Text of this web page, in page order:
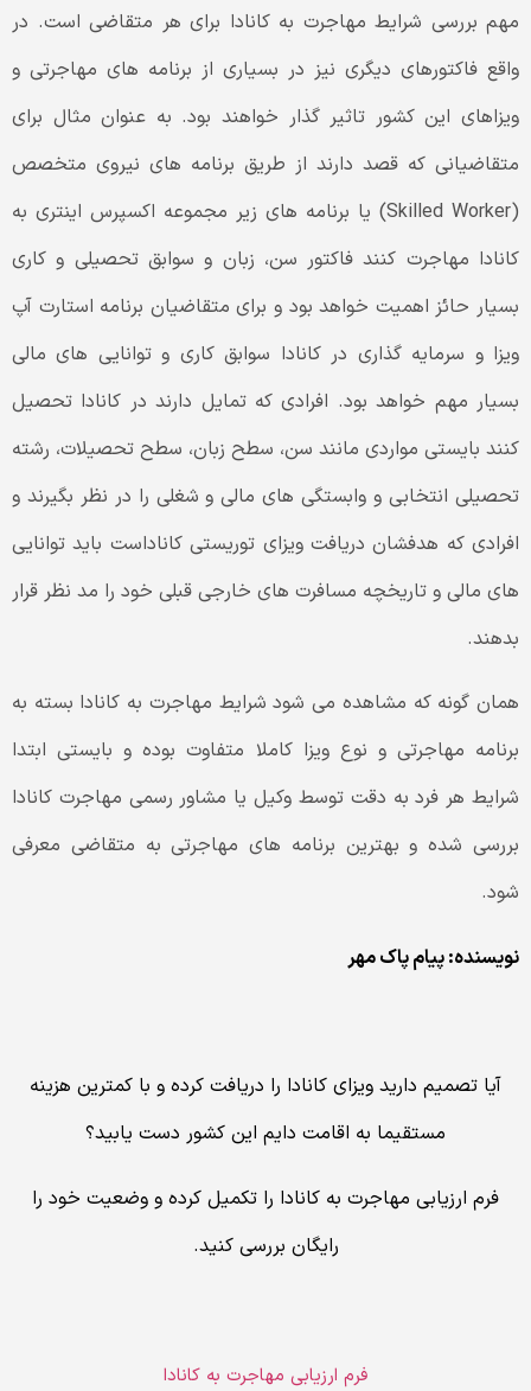
مهم بررسی شرایط مهاجرت به کانادا برای هر متقاضی است. در
واقع فاکتورهای دیگری نیز در بسیاری از برنامه های مهاجرتی و
ویزاهای این کشور تاثیر گذار خواهند بود. به عنوان مثال برای
متقاضیانی که قصد دارند از طریق برنامه های نیروی متخصص
(Skilled Worker) یا برنامه های زیر مجموعه اکسپرس اینتری به
کانادا مهاجرت کنند فاکتور سن، زبان و سوابق تحصیلی و کاری
بسیار حائز اهمیت خواهد بود و برای متقاضیان برنامه استارت آپ
ویزا و سرمایه گذاری در کانادا سوابق کاری و توانایی های مالی
بسیار مهم خواهد بود. افرادی که تمایل دارند در کانادا تحصیل
کنند بایستی مواردی مانند سن، سطح زبان، سطح تحصیلات، رشته
تحصیلی انتخابی و وابستگی های مالی و شغلی را در نظر بگیرند و
افرادی که هدفشان دریافت ویزای توریستی کاناداست باید توانایی
های مالی و تاریخچه مسافرت های خارجی قبلی خود را مد نظر قرار
بدهند.
همان گونه که مشاهده می شود شرایط مهاجرت به کانادا بسته به
برنامه مهاجرتی و نوع ویزا کاملا متفاوت بوده و بایستی ابتدا
شرایط هر فرد به دقت توسط وکیل یا مشاور رسمی مهاجرت کانادا
بررسی شده و بهترین برنامه های مهاجرتی به متقاضی معرفی
شود.
نویسنده: پیام پاک مهر
آیا تصمیم دارید ویزای کانادا را دریافت کرده و با کمترین هزینه
مستقیما به اقامت دایم این کشور دست یابید؟
فرم ارزیابی مهاجرت به کانادا را تکمیل کرده و وضعیت خود را
رایگان بررسی کنید.
فرم ارزیابی مهاجرت به کانادا